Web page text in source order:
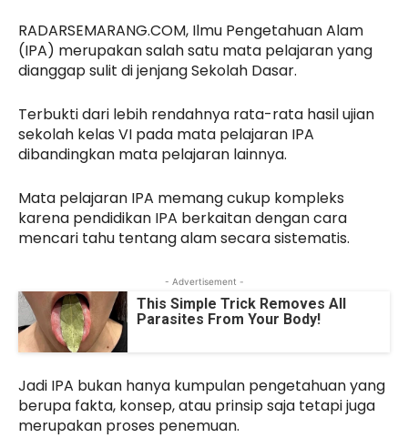
RADARSEMARANG.COM, Ilmu Pengetahuan Alam
(IPA) merupakan salah satu mata pelajaran yang
dianggap sulit di jenjang Sekolah Dasar.
Terbukti dari lebih rendahnya rata-rata hasil ujian
sekolah kelas VI pada mata pelajaran IPA
dibandingkan mata pelajaran lainnya.
Mata pelajaran IPA memang cukup kompleks
karena pendidikan IPA berkaitan dengan cara
mencari tahu tentang alam secara sistematis.
- Advertisement -
This Simple Trick Removes All
Parasites From Your Body!
Jadi IPA bukan hanya kumpulan pengetahuan yang
berupa fakta, konsep, atau prinsip saja tetapi juga
merupakan proses penemuan.